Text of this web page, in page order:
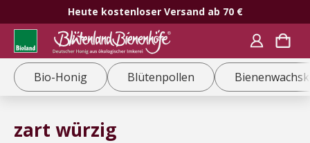
Heute kostenloser Versand ab 70 €
Bio-Honig Blütenpollen
zart würzig